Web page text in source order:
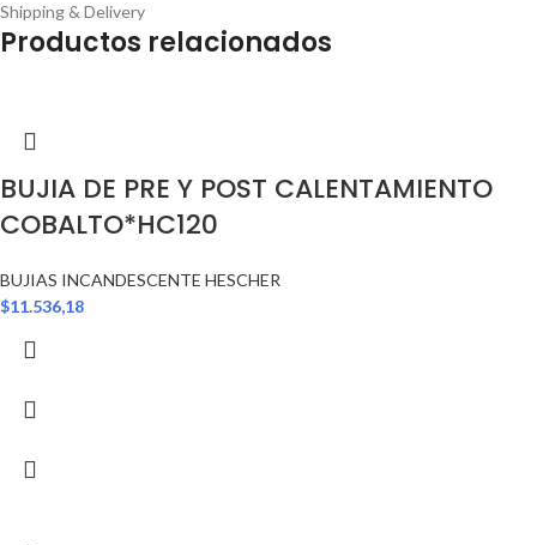
Shipping & Delivery
Productos relacionados
BUJIA DE PRE Y POST CALENTAMIENTO
COBALTO*HC120
BUJIAS INCANDESCENTE HESCHER
$11.536,18